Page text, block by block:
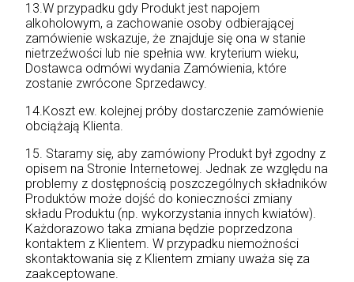
13.W przypadku gdy Produkt jest napojem
alkoholowym, a zachowanie osoby odbierającej
zamówienie wskazuje, że znajduje się ona w stanie
nietrzeźwości lub nie spełnia ww. kryterium wieku,
Dostawca odmówi wydania Zamówienia, które
zostanie zwrócone Sprzedawcy.
14.Koszt ew. kolejnej próby dostarczenie zamówienie
obciążają Klienta.
15. Staramy się, aby zamówiony Produkt był zgodny z
opisem na Stronie Internetowej. Jednak ze względu na
problemy z dostępnością poszczególnych składników
Produktów może dojść do konieczności zmiany
składu Produktu (np. wykorzystania innych kwiatów).
Każdorazowo taka zmiana będzie poprzedzona
kontaktem z Klientem. W przypadku niemożności
skontaktowania się z Klientem zmiany uważa się za
zaakceptowane.